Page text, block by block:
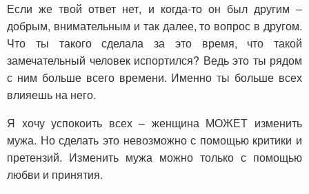
Если же твой ответ нет, и когда-то он был другим –
добрым, внимательным и так далее, то вопрос в другом.
Что ты такого сделала за это время, что такой
замечательный человек испортился? Ведь это ты рядом
с ним больше всего времени. Именно ты больше всех
влияешь на него.
Я хочу успокоить всех – женщина МОЖЕТ изменить
мужа. Но сделать это невозможно с помощью критики и
претензий. Изменить мужа можно только с помощью
любви и принятия.